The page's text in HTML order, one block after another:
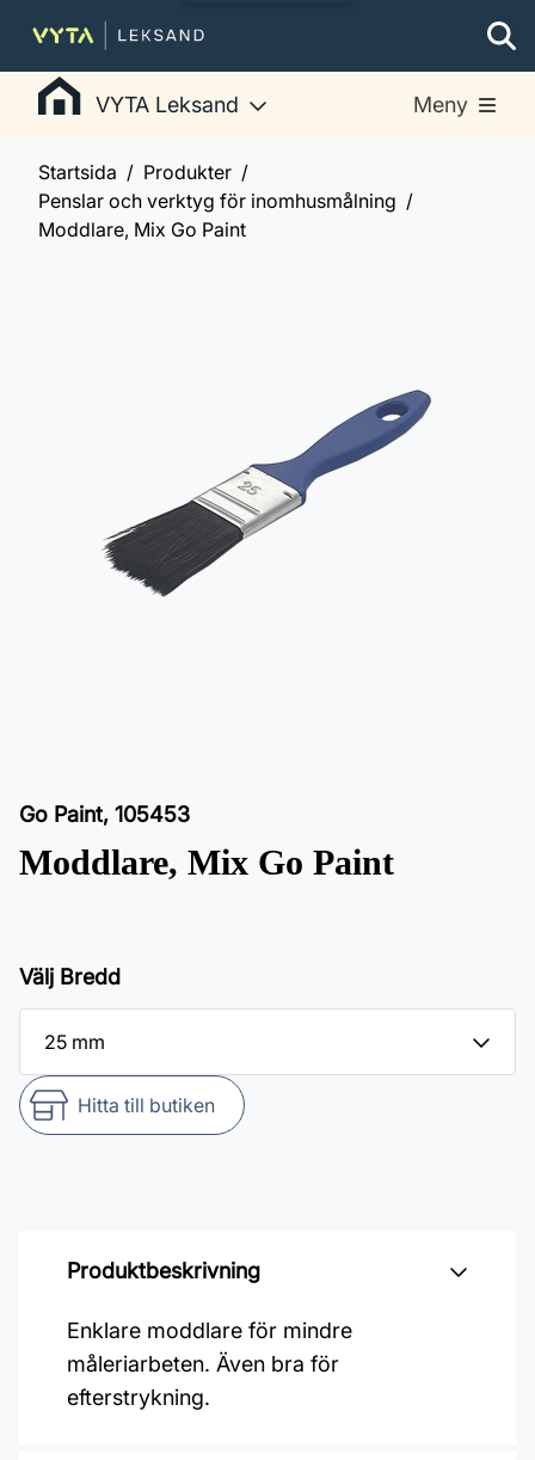
VYTA Leksand Meny
Startsida
Produkter
Penslar och verktyg för inomhusmålning
Moddlare, Mix Go Paint
Go Paint, 105453
Moddlare, Mix Go Paint
Välj Bredd
Hitta till butiken
Produktbeskrivning
Enklare moddlare för mindre
måleriarbeten. Även bra för
efterstrykning.